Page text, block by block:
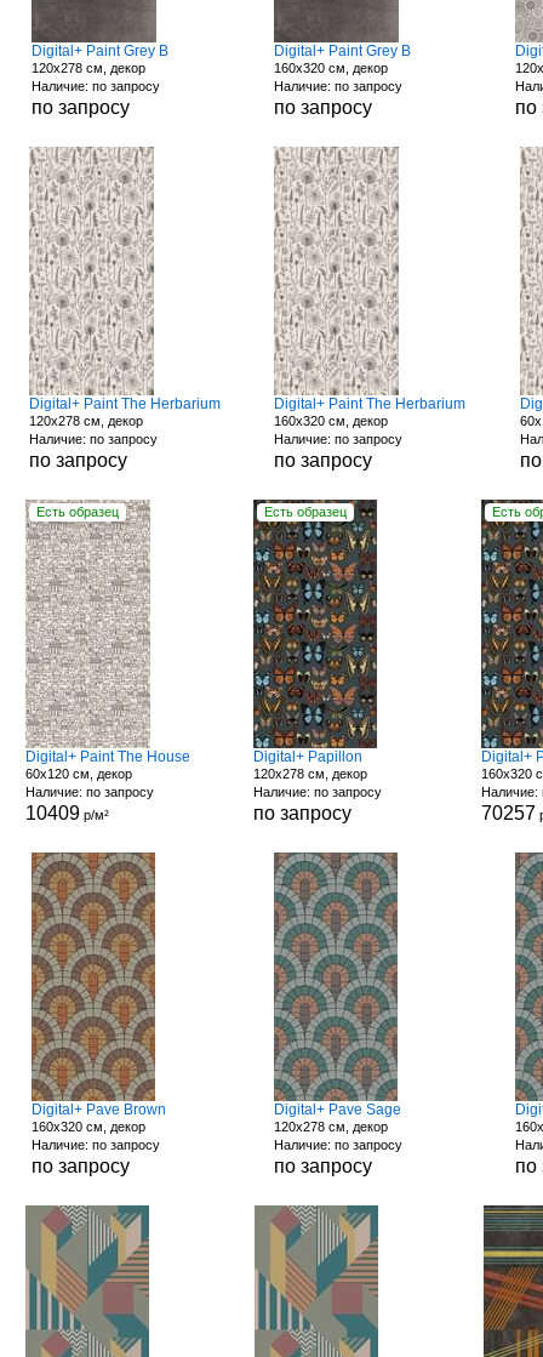
Digital+ Paint Grey B
120x278 см, декор
Наличие: по запросу
по запросу
Digital+ Paint Grey B
160x320 см, декор
Наличие: по запросу
по запросу по
Digital+ Paint The Herbarium
120x278 см, декор
Наличие: по запросу
по запросу
Digital+ Paint The Herbarium
160x320 см, декор
Наличие: по запросу
по запросу
Есть образец
Digital+ Paint The House
60x120 см, декор
Наличие: по запросу
10409р/м²
Есть образец
Digital+ Papillon
120x278 см, декор
Наличие: по запросу
по запросу
Есть
Digital+
160x320
Наличие:
70257
Digital+ Pave Brown
160x320 см, декор
Наличие: по запросу
по запросу
Digital+ Pave Sage
120x278 см, декор
Наличие: по запросу
по запросу по